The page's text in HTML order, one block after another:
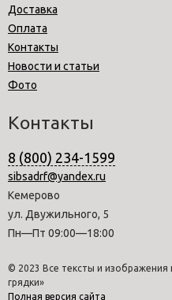
Доставка
Оплата
Контакты
Новости и статьи
Фото
Контакты
8 (800) 234-1599
sibsadrf@yandex.ru
Кемерово
ул. Двужильного, 5
Пн—Пт 09:00—18:00
© 2023 Все тексты и
грядки»
Полная версия сайта